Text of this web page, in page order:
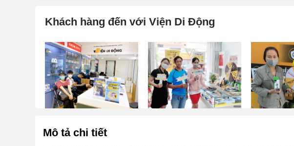
Khách hàng đến với Viện Di Động
Mô tả chi tiết